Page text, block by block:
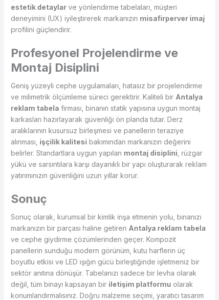
estetik detaylarve yönlendirme tabelaları, müşteri
deneyimini (UX) iyileştirerek markanızın misafirperver imaj
profilini güçlendirir.
Profesyonel Projelendirme ve
Montaj Disiplini
Geniş yüzeyli cephe uygulamaları, hatasız bir projelendirme
ve milimetrik ölçümleme süreci gerektirir. Kaliteli bir Antalya
reklam tabela firması, binanın statik yapısına uygun montaj
karkasları hazırlayarak güvenliği ön planda tutar. Derz
aralıklarının kusursuz birleşmesi ve panellerin teraziye
alınması, işçilik kalitesi bakımından markanızın değerini
belirler. Standartlara uygun yapılan montaj disiplini , rüzgar
yükü ve sarsıntılara karşı dayanıklı bir yapı oluşturarak reklam
yatırımınızın güvenliğini uzun yıllar korur.
Sonuç
Sonuç olarak, kurumsal bir kimlik inşa etmenin yolu, binanızı
markanızın bir parçası haline getiren Antalya reklam tabela
ve cephe giydirme çözümlerinden geçer. Kompozit
panellerin sunduğu modern görünüm, kutu harflerin üç
boyutlu etkisi ve LED ışığın gücü birleştiğinde işletmeniz bir
sektör anıtına dönüşür. Tabelanızı sadece bir levha olarak
değil, tüm binayı kapsayan bir iletişim platformu olarak
konumlandırmalısınız. Doğru malzeme seçimi, yaratıcı tasarım